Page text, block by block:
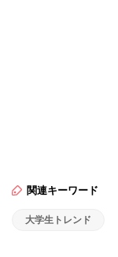
関連キーワード
大学生トレンド